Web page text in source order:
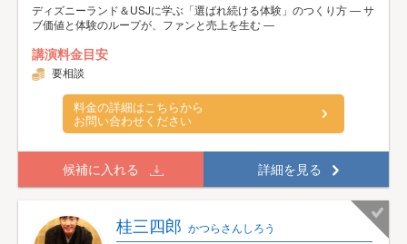
ディズニーランド＆USJに学ぶ「選ばれ続ける体験」のつくり方 ― サ
ブ価値と体験のループが、ファンと売上を生む ―
講演料金目安
要相談
料金の詳細はこちらから
お問い合わせください
候補に入れる 詳細を見る
桂三四郎 かつらさんしろう